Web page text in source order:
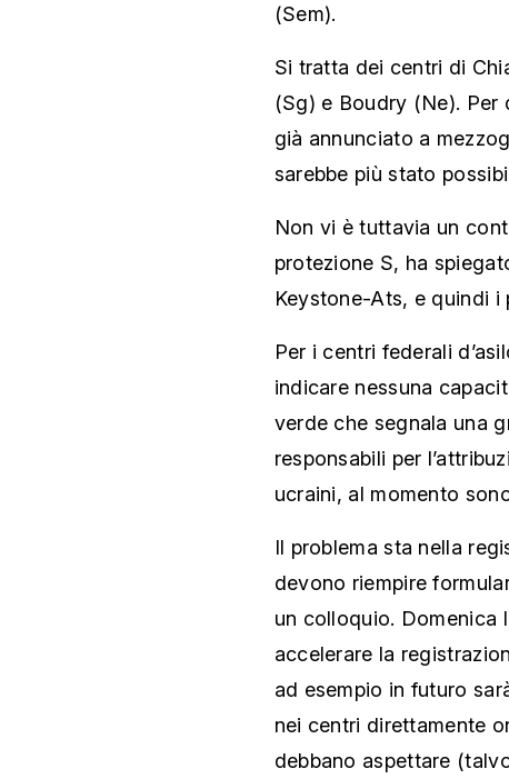
(Sem).
Si tratta dei centri di
(Sg) e Boudry (Ne). Per
già annunciato a
sarebbe più stato
Non vi è tuttavia un
protezione S, ha
Keystone-Ats, e quindi i
Per i centri federali
indicare nessuna
verde che segnala una
responsabili per
ucraini, al momento
Il problema sta nella
devono riempire
un colloquio. Domenica
accelerare la
ad esempio in futuro
nei centri direttamente
debbano aspettare